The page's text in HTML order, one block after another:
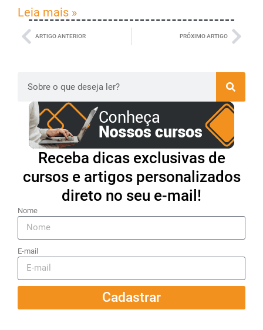
Leia mais »
ARTIGO ANTERIOR PRÓXIMO ARTIGO
Receba dicas exclusivas de
cursos e artigos personalizados
direto no seu e-mail!
Nome
E-mail
Cadastrar